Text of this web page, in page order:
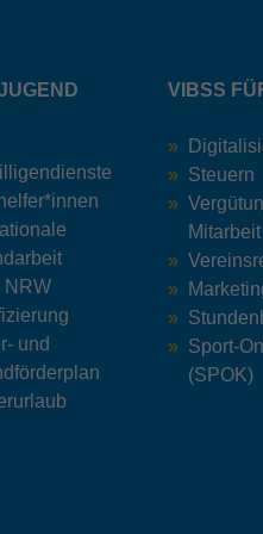
NRW
und
VIBSS
Steuern
Mitarbeit
Sport-
(SPOK)
Anbieter
Laufzeit 13 Monate
Zweck
Wird
erhalten.
Anbieter Facebook
2 Monate
Zweck
Cookie von
Analysen,
verwendet